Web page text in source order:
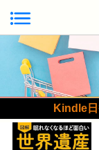
Kindle